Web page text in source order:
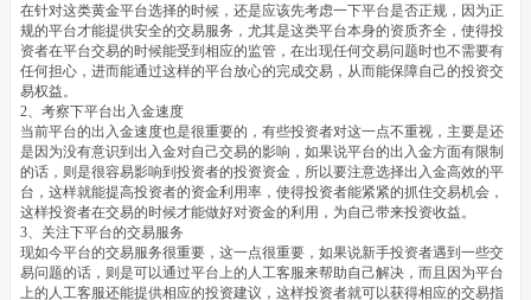
在针对这类黄金平台选择的时候，还是应该先考虑一下平台是否正规，因为正
规的平台才能提供安全的交易服务，尤其是这类平台本身的资质齐全，使得投
资者在平台交易的时候能受到相应的监管，在出现任何交易问题时也不需要有
任何担心，进而能通过这样的平台放心的完成交易，从而能保障自己的投资交
易权益。
2、考察下平台出入金速度
当前平台的出入金速度也是很重要的，有些投资者对这一点不重视，主要是还
是因为没有意识到出入金对自己交易的影响，如果说平台的出入金方面有限制
的话，则是很容易影响到投资者的投资资金，所以要注意选择出入金高效的平
台，这样就能提高投资者的资金利用率，使得投资者能紧紧的抓住交易机会，
这样投资者在交易的时候才能做好对资金的利用，为自己带来投资收益。
3、关注下平台的交易服务
现如今平台的交易服务很重要，这一点很重要，如果说新手投资者遇到一些交
易问题的话，则是可以通过平台上的人工客服来帮助自己解决，而且因为平台
上的人工客服还能提供相应的投资建议，这样投资者就可以获得相应的交易指